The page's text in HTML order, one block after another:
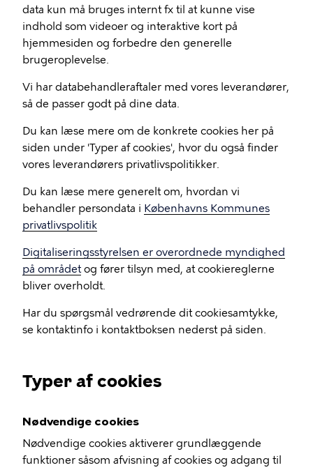
data kun må bruges internt fx til at kunne vise
indhold som videoer og interaktive kort på
hjemmesiden og forbedre den generelle
brugeroplevelse.
Vi har databehandleraftaler med vores leverandører,
så de passer godt på dine data.
Du kan læse mere om de konkrete cookies her på
siden under 'Typer af cookies', hvor du også finder
vores leverandørers privatlivspolitikker.
Du kan læse mere generelt om, hvordan vi
behandler persondata i Københavns Kommunes
privatlivspolitik
Digitaliseringsstyrelsen er overordnede myndighed
på områdetog fører tilsyn med, at cookiereglerne
bliver overholdt.
Har du spørgsmål vedrørende dit cookiesamtykke,
se kontaktinfo i kontaktboksen nederst på siden.
Typer af cookies
Nødvendige cookies
Nødvendige cookies aktiverer grundlæggende
funktioner såsom afvisning af cookies og adgang til